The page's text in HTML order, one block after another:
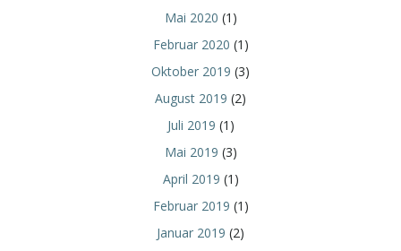
Mai 2020 (1)
Februar 2020 (1)
Oktober 2019 (3)
August 2019 (2)
Juli 2019 (1)
Mai 2019 (3)
April 2019 (1)
Februar 2019 (1)
Januar 2019 (2)